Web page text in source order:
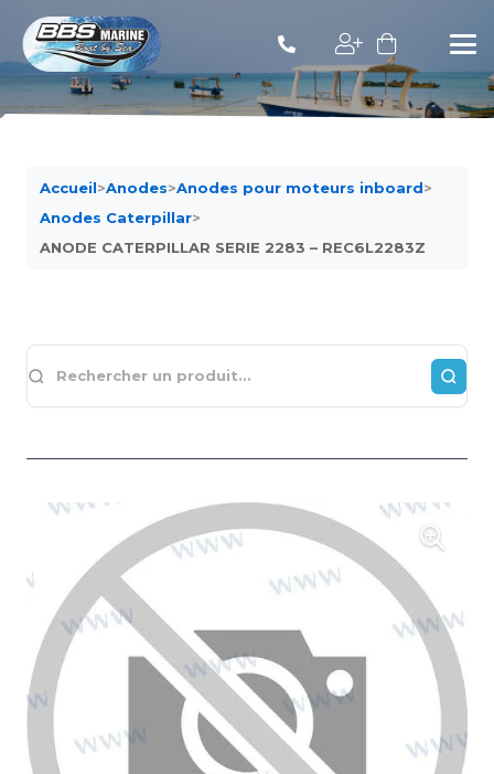
Accueil>Anodes>Anodes pour moteurs inboard>
Anodes Caterpillar>
ANODE CATERPILLAR SERIE 2283 – REC6L2283Z